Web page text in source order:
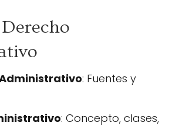
: Fuentes y
: Concepto, clases,